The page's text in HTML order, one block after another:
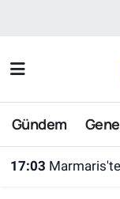
Gündem
17:03 Marmaris'te Kritik
Nöbetçi
Hava